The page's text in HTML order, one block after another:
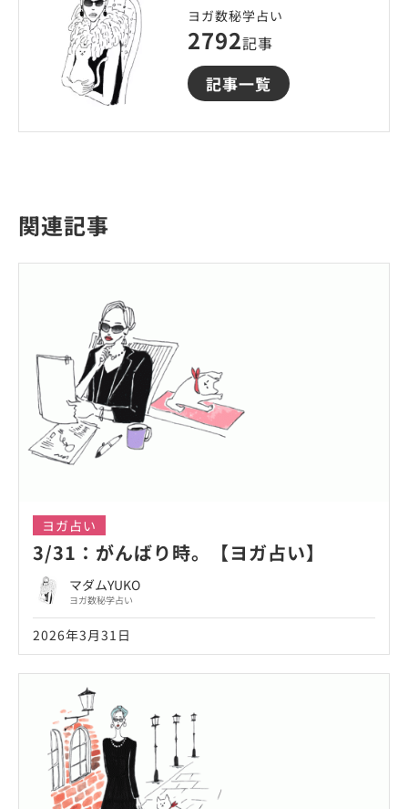
ヨガ数秘学占い
2792記事
記事一覧
関連記事
ヨガ占い
3/31：がんばり時。【ヨガ占い】
マダムYUKO
ヨガ数秘学占い
2026年3月31日